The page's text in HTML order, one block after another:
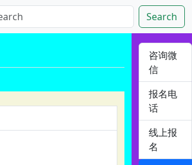
Search
咨询微
信
报名电
话
线上报
名